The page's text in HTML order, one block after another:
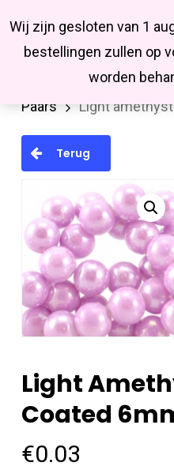
Wij zijn gesloten van 1
bestellingen zullen op
worden
main
Missbluesieraden
Kralen en
Paars
Light
Terug
Light
Coated
€0.03